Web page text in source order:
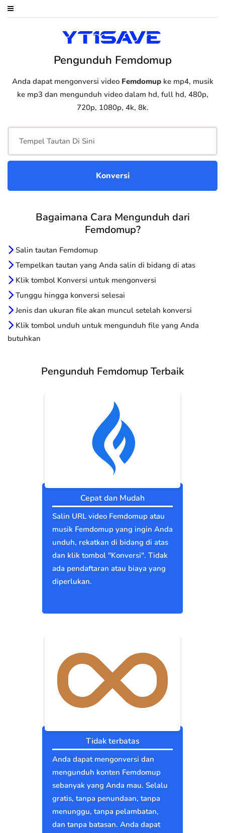
Pengunduh Femdomup
Anda dapat mengonversi video Femdomupke mp4, musik
ke mp3 dan mengunduh video dalam hd, full hd, 480p,
720p, 1080p, 4k, 8k.
Bagaimana Cara Mengunduh dari
Femdomup?
Salin tautan Femdomup
Tempelkan tautan yang Anda salin di bidang di atas
Klik tombol Konversi untuk mengonversi
Tunggu hingga konversi selesai
Jenis dan ukuran file akan muncul setelah konversi
Klik tombol unduh untuk mengunduh file yang Anda
butuhkan
Pengunduh Femdomup Terbaik
Cepat dan Mudah
Salin URL video Femdomup atau
musik Femdomup yang ingin Anda
unduh, rekatkan di bidang di atas
dan klik tombol "Konversi". Tidak
ada pendaftaran atau biaya yang
diperlukan.
Tidak terbatas
Anda dapat mengonversi dan
mengunduh konten Femdomup
sebanyak yang Anda mau. Selalu
gratis, tanpa penundaan, tanpa
menunggu, tanpa pelambatan,
dan tanpa batasan. Anda dapat